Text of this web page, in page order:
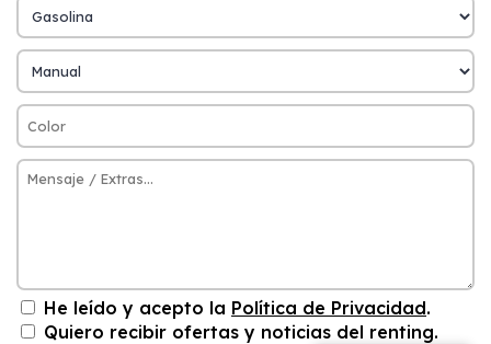
He leído y acepto la Política de Privacidad.
Quiero recibir ofertas y noticias del renting.